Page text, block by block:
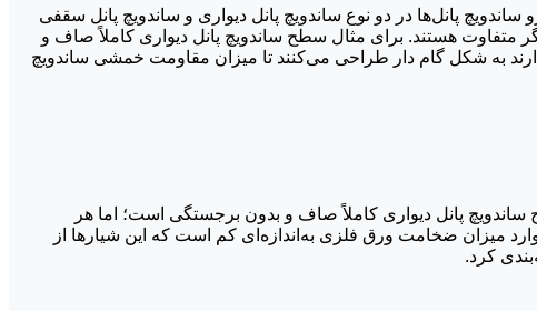
پانل‌ها در دو نوع ساندویچ پانل دیواری و ساندویچ پانل سقفی
متفاوت هستند. برای مثال سطح ساندویچ پانل دیواری کاملاً صاف و
به شکل گام دار طراحی می‌کنند تا میزان مقاومت خمشی ساندویچ
پانل دیواری کاملاً صاف و بدون برجستگی است؛ اما هر
میزان ضخامت ورق فلزی به‌اندازه‌ای کم است که این شیارها از
کرد.